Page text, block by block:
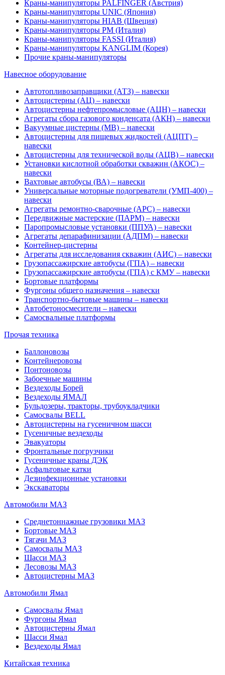
Краны-манипуляторы PALFINGER (Австрия)
Краны-манипуляторы UNIC (Япония)
Краны-манипуляторы HIAB (Швеция)
Краны-манипуляторы PM (Италия)
Краны-манипуляторы FASSI (Италия)
Краны-манипуляторы KANGLIM (Корея)
Прочие краны-манипуляторы
Навесное оборудование
Автотопливозаправщики (АТЗ) – навески
Автоцистерны (АЦ) – навески
Автоцистерны нефтепромысловые (АЦН) – навески
Агрегаты сбора газового конденсата (АКН) – навески
Вакуумные цистерны (МВ) – навески
Автоцистерны для пищевых жидкостей (АЦПТ) –
навески
Автоцистерны для технической воды (АЦВ) – навески
Установки кислотной обработки скважин (АКОС) –
навески
Вахтовые автобусы (ВА) – навески
Универсальные моторные подогреватели (УМП-400) –
навески
Агрегаты ремонтно-сварочные (АРС) – навески
Передвижные мастерские (ПАРМ) – навески
Паропромысловые установки (ППУА) – навески
Агрегаты депарафинизации (АДПМ) – навески
Контейнер-цистерны
Агрегаты для исследования скважин (АИС) – навески
Грузопассажирские автобусы (ГПА) – навески
Грузопассажирские автобусы (ГПА) с КМУ – навески
Бортовые платформы
Фургоны общего назначения – навески
Транспортно-бытовые машины – навески
Автобетоносмесители – навески
Самосвальные платформы
Прочая техника
Баллоновозы
Контейнеровозы
Понтоновозы
Забоечные машины
Вездеходы Борей
Вездеходы ЯМАЛ
Бульдозеры, тракторы, трубоукладчики
Самосвалы BELL
Автоцистерны на гусеничном шасси
Гусеничные вездеходы
Эвакуаторы
Фронтальные погрузчики
Гусеничные краны ДЭК
Асфальтовые катки
Дезинфекционные установки
Экскаваторы
Автомобили МАЗ
Среднетоннажные грузовики МАЗ
Бортовые МАЗ
Тягачи МАЗ
Самосвалы МАЗ
Шасси МАЗ
Лесовозы МАЗ
Автоцистерны МАЗ
Автомобили Ямал
Самосвалы Ямал
Фургоны Ямал
Автоцистерны Ямал
Шасси Ямал
Вездеходы Ямал
Китайская техника